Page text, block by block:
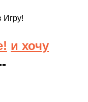
Игру!
и хочу